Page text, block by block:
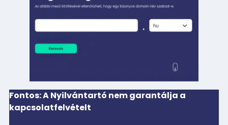
Fontos: A Nyilvántartó nem garantálja a
kapcsolatfelvételt